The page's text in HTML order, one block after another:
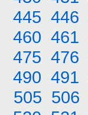
445 446
460 461
475 476
490 491
505 506